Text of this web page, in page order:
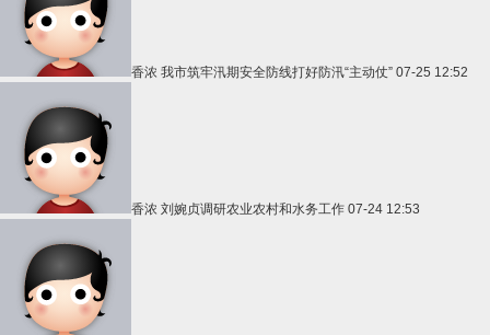
香浓 我市筑牢汛期安全防线打好防汛“主动仗” 07-25 12:52
香浓 刘婉贞调研农业农村和水务工作 07-24 12:53